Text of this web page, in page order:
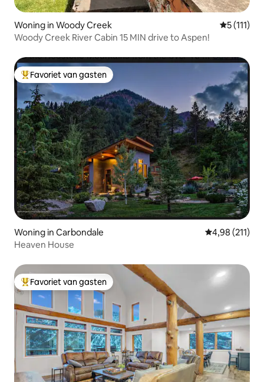
Woning in Woody Creek
5 (111)
Woody Creek River Cabin 15 MIN drive to Aspen!
Topfavoriet van gasten
Favoriet van gasten
Woning in Carbondale Gemiddelde
4,98 (211)
Heaven House
Topfavoriet van gasten
Favoriet van gasten